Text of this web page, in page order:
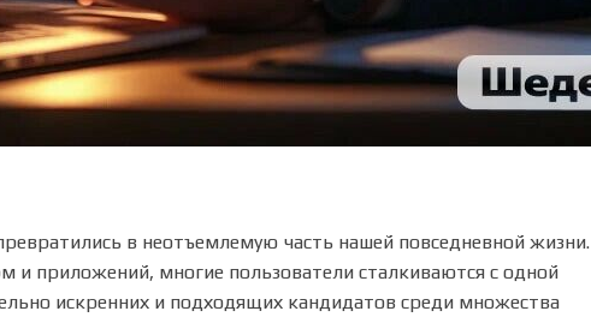
в неотъемлемую часть нашей повседневной жизни.
приложений, многие пользователи сталкиваются с одной
искренних и подходящих кандидатов среди множества